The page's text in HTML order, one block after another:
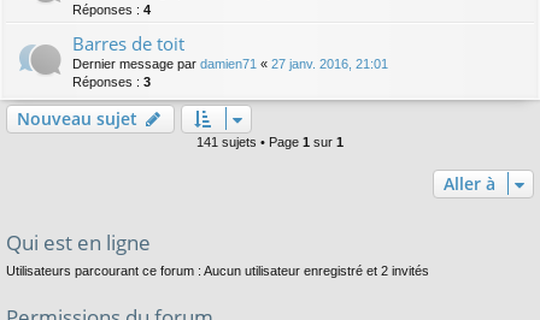
Réponses : 4
Barres de toit
Dernier message par damien71 « 27 janv. 2016, 21:01
Réponses : 3
Nouveau sujet
141 sujets • Page 1 sur 1
Aller à
Qui est en ligne
Utilisateurs parcourant ce forum : Aucun utilisateur enregistré et 2 invités